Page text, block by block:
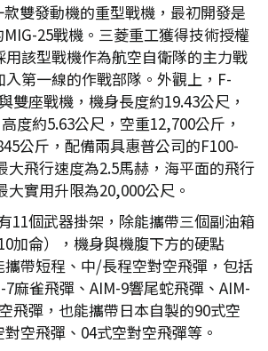
款雙發動機的重型戰機，最初開發是
25戰機。三菱重工獲得技術授權
用該型戰機作為航空自衛隊的主力戰
入第一線的作戰部隊。外觀上，F-
雙座戰機，機身長度約19.43公尺，
度約5.63公尺，空重12,700公斤，
公斤，配備兩具惠普公司的F100-
大飛行速度為2.5馬赫，海平面的飛行
大實用升限為20,000公尺。
11個武器掛架，除能攜帶三個副油箱
加侖），機身與機腹下方的硬點
帶短程、中/長程空對空飛彈，包括
7麻雀飛彈、AIM-9響尾蛇飛彈、AIM-
飛彈，也能攜帶日本自製的90式空
空飛彈、04式空對空飛彈等。